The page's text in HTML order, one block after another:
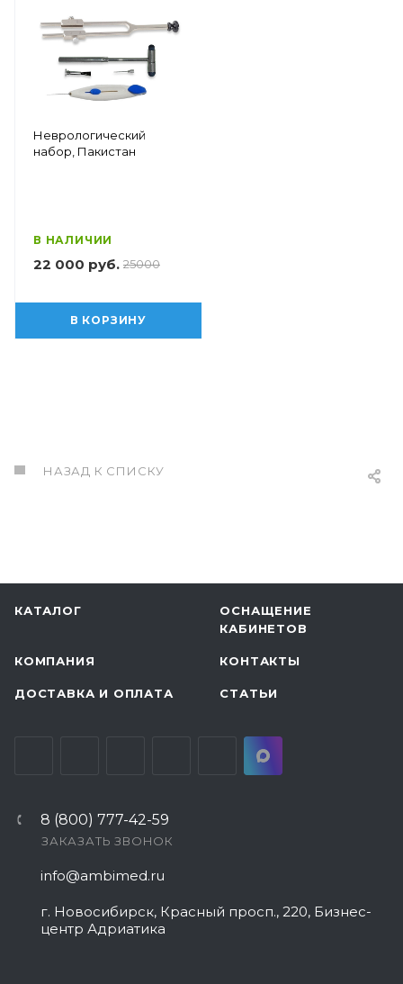
Неврологический
набор, Пакистан
В НАЛИЧИИ
22 000 руб. 25000
В КОРЗИНУ
НАЗАД К СПИСКУ
КАТАЛОГ
ОСНАЩЕНИЕ
КАБИНЕТОВ
КОМПАНИЯ КОНТАКТЫ
ДОСТАВКА И ОПЛАТА СТАТЬИ
8 (800) 777-42-59
ЗАКАЗАТЬ ЗВОНОК
info@ambimed.ru
г. Новосибирск, Красный просп., 220, Бизнес-
центр Адриатика